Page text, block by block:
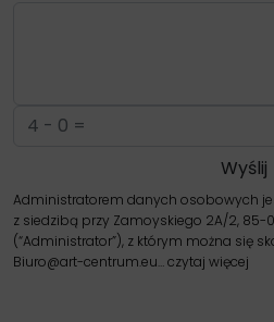
Administratorem danych osobowych
z siedzibą przy Zamoyskiego 2A/2, 85-
(“Administrator”), z którym można się
Biuro@art-centrum.eu…czytaj więcej